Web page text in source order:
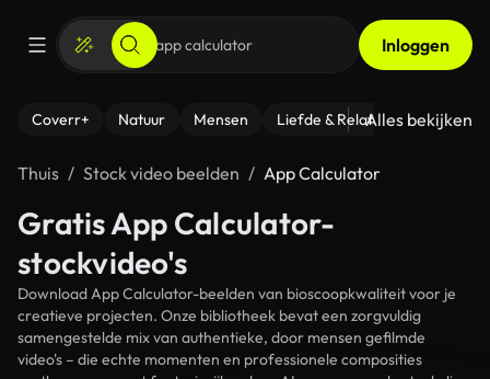
Inloggen
Coverr+ Natuur Mensen Liefde & Relaties - Fitness
Alles bekijken
Thuis Stock video beelden App Calculator
Gratis App Calculator-
stockvideo's
Download App Calculator-beelden van bioscoopkwaliteit voor je
creatieve projecten. Onze bibliotheek bevat een zorgvuldig
samengestelde mix van authentieke, door mensen gefilmde
video's – die echte momenten en professionele composities